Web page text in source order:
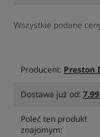
Wszystkie podane
Producent: Preston
Dostawa już od:
Poleć ten produkt
znajomym: